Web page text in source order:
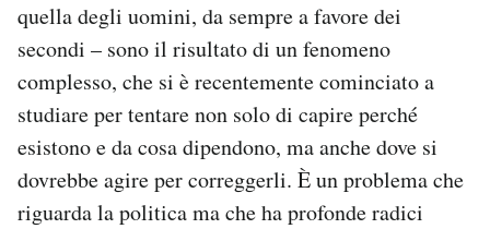
Newsletter
Notifiche mobile
Regala il Post
Hai bisogno di aiuto?
Esci
quella degli uomini, da sempre a favore dei
secondi – sono il risultato di un fenomeno
complesso, che si è recentemente cominciato a
studiare per tentare non solo di capire perché
esistono e da cosa dipendono, ma anche dove si
dovrebbe agire per correggerli. È un problema che
riguarda la politica ma che ha profonde radici